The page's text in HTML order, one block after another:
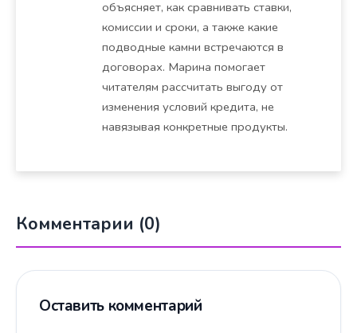
объясняет, как сравнивать ставки,
комиссии и сроки, а также какие
подводные камни встречаются в
договорах. Марина помогает
читателям рассчитать выгоду от
изменения условий кредита, не
навязывая конкретные продукты.
Комментарии (0)
Оставить комментарий